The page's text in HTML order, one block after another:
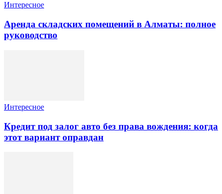
Интересное
Аренда складских помещений в Алматы: полное
руководство
Интересное
Кредит под залог авто без права вождения: когда
этот вариант оправдан